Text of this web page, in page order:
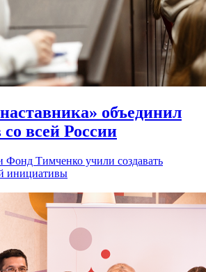
объединил
со всей России
Тимченко учили создавать
инициативы